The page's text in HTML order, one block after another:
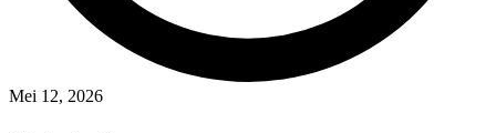
Mei 12, 2026